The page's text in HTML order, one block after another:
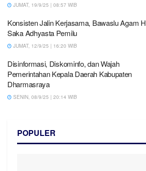
JUMAT, 19/9/25 | 08:57 WIB
Konsisten Jalin Kerjasama, Bawaslu Agam
Saka Adhyasta Pemilu
JUMAT, 12/9/25 | 16:20 WIB
Disinformasi, Diskominfo, dan Wajah
Pemerintahan Kepala Daerah Kabupaten
Dharmasraya
SENIN, 08/9/25 | 20:14 WIB
POPULER